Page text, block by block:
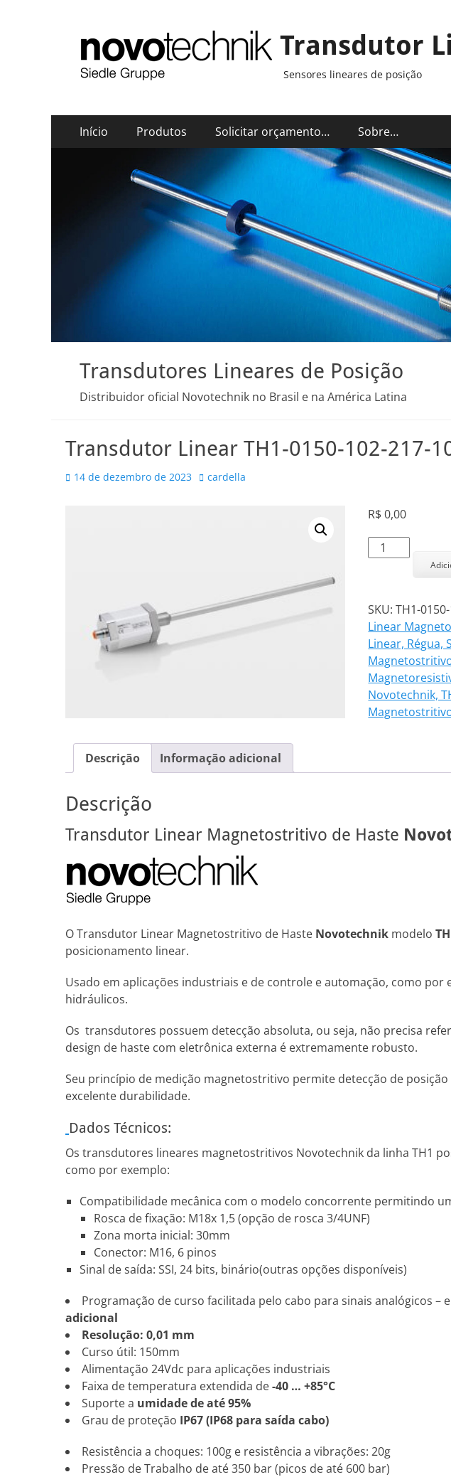
Transdutor
Sensores lineares de posição
Menu
principal
Pular
para
Início Produtos Solicitar orçamento… Sobre…
Transdutores Lineares de Posição
Distribuidor oficial Novotechnik no Brasil e na América Latina
Transdutor Linear TH1-0150-102-217-
Posted
14 de dezembro de 2023 Autor
cardella
R$0,00
Transdutor
Linear
102-
217-
103
quantidade
SKU:TH1-
Linear
Linear, Régua,
Novotechnik,
Descrição Informação adicional
Descrição
Transdutor Linear Magnetostritivo de Haste
O Transdutor Linear Magnetostritivo de Haste Novotechnik modelo
posicionamento linear.
Usado em aplicações industriais e de controle e automação, como
hidráulicos.
Os transdutores possuem detecção absoluta, ou seja, não precisa
design de haste com eletrônica externa é extremamente robusto.
Seu princípio de medição magnetostritivo permite detecção de
excelente durabilidade.
Dados Técnicos:
Os transdutores lineares magnetostritivos Novotechnik da linha TH1
como por exemplo:
Compatibilidade mecânica com o modelo concorrente permitindo
Rosca de fixação: M18x 1,5 (opção de rosca 3/4UNF)
Zona morta inicial: 30mm
Conector: M16, 6 pinos
Sinal de saída: SSI, 24 bits, binário(outras opções disponíveis)
Programação de curso facilitada pelo cabo para sinais analógicos –
adicional
Resolução: 0,01 mm
Curso útil: 150mm
Alimentação 24Vdc para aplicações industriais
Faixa de temperatura extendida de-40 … +85°C
Suporte a umidade de até 95%
Grau de proteção IP67 (IP68 para saída cabo)
Resistência a choques: 100g e resistência a vibrações: 20g
Pressão de Trabalho de até 350 bar (picos de até 600 bar)